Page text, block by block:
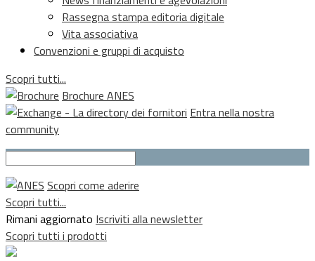
Rassegna stampa editoria digitale
Vita associativa
Convenzioni e gruppi di acquisto
Scopri tutti...
Brochure ANES
Entra nella nostra
community
Scopri come aderire
Scopri tutti...
Rimani aggiornato Iscriviti alla newsletter
Scopri tutti i prodotti